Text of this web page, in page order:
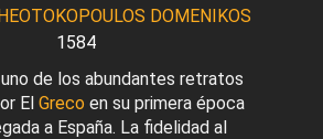
DOMENIKOS
1584
de los abundantes retratos
El Greco en su primera época
a España. La fidelidad al